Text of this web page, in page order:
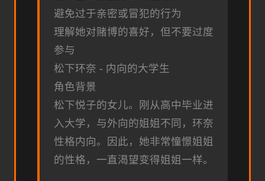
避免过于亲密或冒犯的行为
理解她对赌博的喜好，但不要过度
参与
松下环奈 - 内向的大学生
角色背景
松下悦子的女儿。刚从高中毕业进
入大学，与外向的姐姐不同，环奈
性格内向。因此，她非常憧憬姐姐
的性格，一直渴望变得姐姐一样。